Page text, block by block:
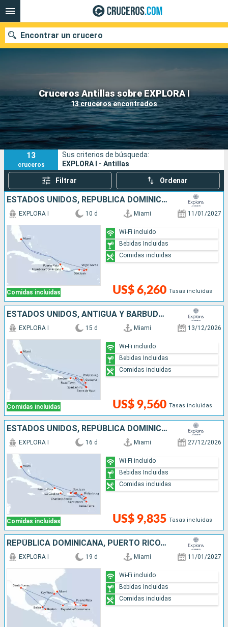
Cruceros Antillas sobre EXPLORA I
13 cruceros encontrados
Encontrar un crucero
Nuestros destinos
Fecha de salida
Puertos Compañías
Buscar
13
cruceros
Sus criterios de búsqueda:
EXPLORA I - Antillas
Filtrar Ordenar
ESTADOS UNIDOS, REPÚBLICA DOMINICANA, PUERTO RICO
Comidas incluidas
EXPLORA I 10 d Miami 11/01/2027
US$ 6,260 Tasas incluidas
Wi-Fi incluido
Bebidas Incluidas
Comidas incluidas
ESTADOS UNIDOS, ANTIGUA Y BARBUDA, SAN MARTÍN, PUERTO RICO, FRANCIA
Comidas incluidas
EXPLORA I 15 d Miami 13/12/2026
US$ 9,560 Tasas incluidas
Wi-Fi incluido
Bebidas Incluidas
Comidas incluidas
ESTADOS UNIDOS, REPÚBLICA DOMINICANA, ANTIGUA Y BARBUDA, PUERTO RICO, SAN MARTÍN, REINO UNIDO
Comidas incluidas
EXPLORA I 16 d Miami 27/12/2026
US$ 9,835 Tasas incluidas
Wi-Fi incluido
Bebidas Incluidas
Comidas incluidas
REPÚBLICA DOMINICANA, PUERTO RICO, ESTADOS UNIDOS, JAMAICA, HONDURAS, BELICE
EXPLORA I 19 d Miami 11/01/2027
Wi-Fi incluido
Bebidas Incluidas
Comidas incluidas